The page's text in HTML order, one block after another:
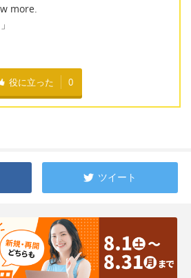
more.
役に立った 0
ツイート